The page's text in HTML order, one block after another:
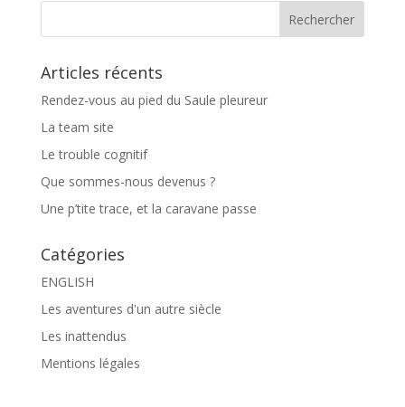
Articles récents
Rendez-vous au pied du Saule pleureur
La team site
Le trouble cognitif
Que sommes-nous devenus ?
Une p’tite trace, et la caravane passe
Catégories
ENGLISH
Les aventures d'un autre siècle
Les inattendus
Mentions légales